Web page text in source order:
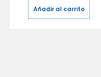
Añadir al carrito